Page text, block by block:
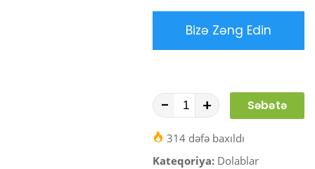
Bizə Zəng Edin
- +
Səbətə
314 dəfə baxıldı
Kateqoriya: Dolablar